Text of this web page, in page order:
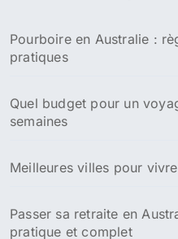
e
r
Pourboire en Australie :
pratiques
Quel budget pour un
semaines
Meilleures villes pour
Passer sa retraite en
pratique et complet